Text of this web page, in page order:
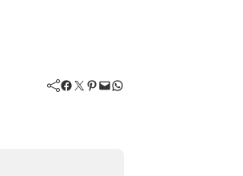
Facebook Twitter Pinterest Mail WhatsApp